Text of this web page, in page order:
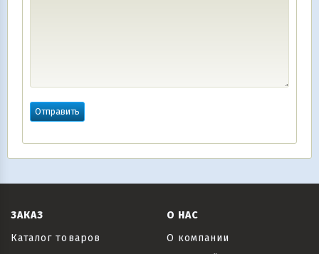
ЗАКАЗ
Каталог товаров
О НАС
О компании